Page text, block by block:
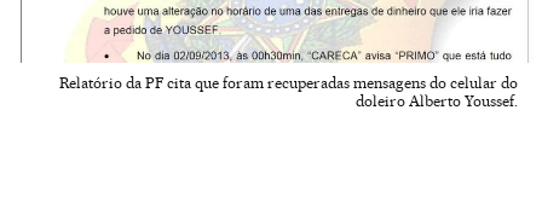
Relatório da PF cita que foram recuperadas mensagens do celular do
doleiro Alberto Youssef.